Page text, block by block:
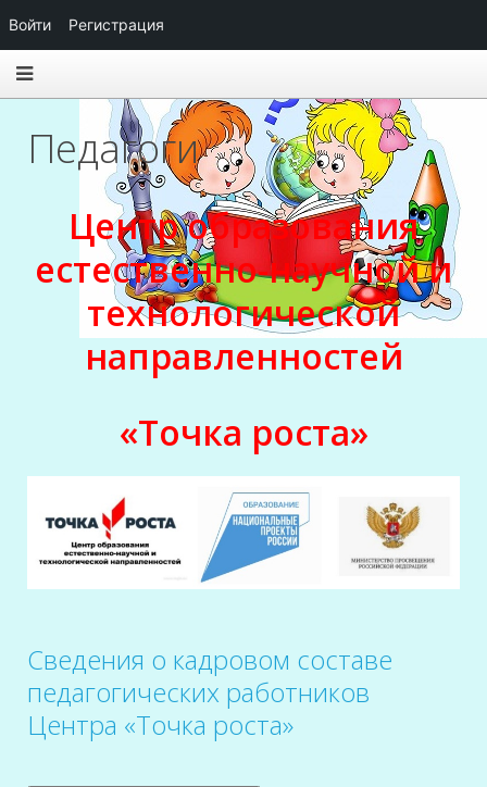
Педагоги
Центр образования
естественно-научной и
технологической
направленностей
«Точка роста»
Сведения о кадровом составе
педагогических работников
Центра «Точка роста»
Войти Регистрация